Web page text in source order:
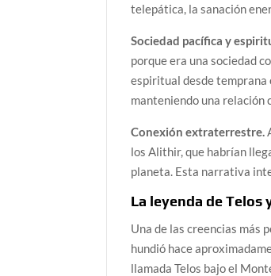
telepática, la sanación
Sociedad pacífica y
porque era una sociedad
espiritual desde temprana
manteniendo una relación
Conexión extraterrestre.
los Alithir, que habrían
planeta. Esta narrativa
La leyenda de Telos
Una de las creencias más
hundió hace
llamada Telos bajo el